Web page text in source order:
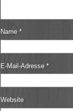
Name *
E-Mail-Adresse *
Website